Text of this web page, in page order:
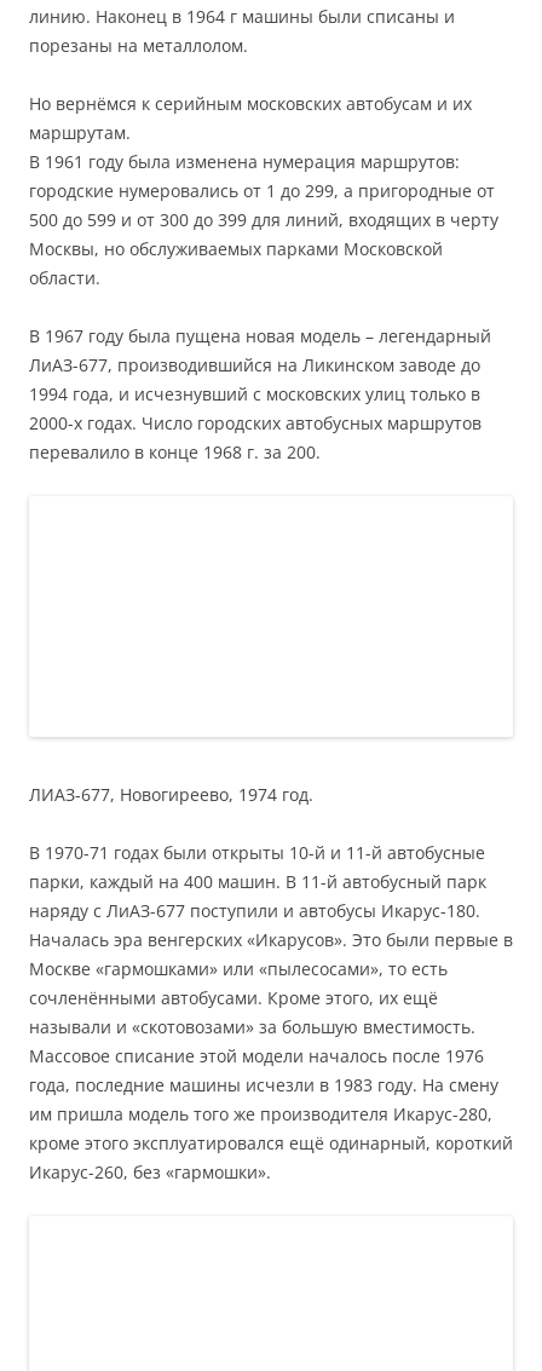
линию. Наконец в 1964 г машины были списаны и
порезаны на металлолом.
Но вернёмся к серийным московских автобусам и их
маршрутам.
В 1961 году была изменена нумерация маршрутов:
городские нумеровались от 1 до 299, а пригородные от
500 до 599 и от 300 до 399 для линий, входящих в черту
Москвы, но обслуживаемых парками Московской
области.
В 1967 году была пущена новая модель – легендарный
ЛиАЗ-677, производившийся на Ликинском заводе до
1994 года, и исчезнувший с московских улиц только в
2000-х годах. Число городских автобусных маршрутов
перевалило в конце 1968 г. за 200.
ЛИАЗ-677, Новогиреево, 1974 год.
В 1970-71 годах были открыты 10-й и 11-й автобусные
парки, каждый на 400 машин. В 11-й автобусный парк
наряду с ЛиАЗ-677 поступили и автобусы Икарус-180.
Началась эра венгерских «Икарусов». Это были первые в
Москве «гармошками» или «пылесосами», то есть
сочленёнными автобусами. Кроме этого, их ещё
называли и «скотовозами» за большую вместимость.
Массовое списание этой модели началось после 1976
года, последние машины исчезли в 1983 году. На смену
им пришла модель того же производителя Икарус-280,
кроме этого эксплуатировался ещё одинарный, короткий
Икарус-260, без «гармошки».